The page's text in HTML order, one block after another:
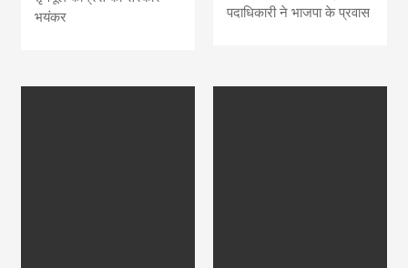
भयंकर
पदाधिकारी ने भाजपा के प्रवास